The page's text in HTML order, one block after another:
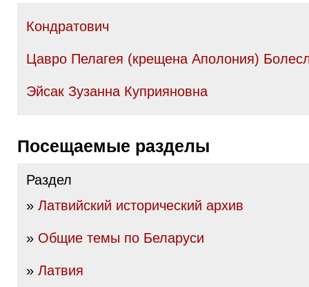
Кондратович
Цавро Пелагея (крещена Аполония)
Эйсак Зузанна Куприяновна
Посещаемые разделы
Раздел
» Латвийский исторический архив
» Общие темы по Беларуси
» Латвия